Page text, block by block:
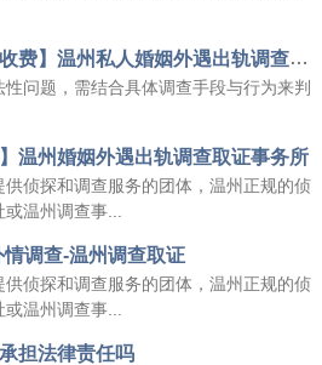
温州私人调查【不成功不收费】温州私人婚姻外遇出轨调查取证公司
问题，需结合具体调查手段与行为来判
温州婚姻外遇出轨调查取证事务所
侦探和调查服务的团体，温州正规的侦
温州调查事...
调查-温州调查取证
侦探和调查服务的团体，温州正规的侦
温州调查事...
担法律责任吗